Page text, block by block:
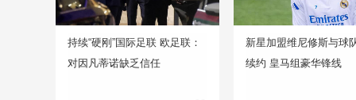
持续“硬刚”国际足联 欧足联：
对因凡蒂诺缺乏信任
新星加盟维尼修斯与球
续约 皇马组豪华锋线